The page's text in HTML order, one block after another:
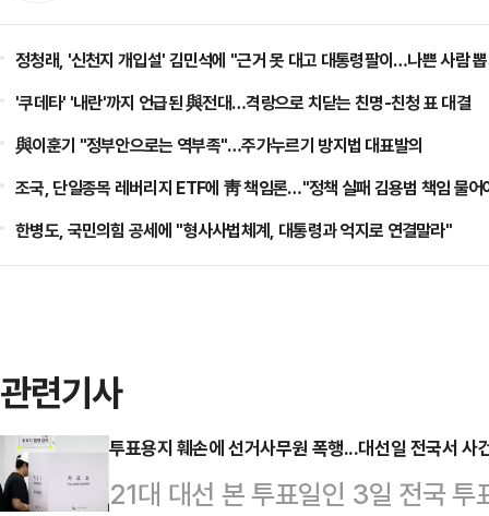
정청래, '신천지 개입설' 김민석에 "근거 못 대고 대통령팔이…나쁜 사람
'쿠데타' '내란'까지 언급된 與전대…격랑으로 치닫는 친명-친청 표 대결
與이훈기 "정부안으로는 역부족"…주가누르기 방지법 대표발의
조국, 단일종목 레버리지 ETF에 靑 책임론…"정책 실패 김용범 책임 물어
한병도, 국민의힘 공세에 "형사사법체계, 대통령과 억지로 연결말라"
관련기사
투표용지 훼손에 선거사무원 폭행...대선일 전국서 사
21대 대선 본 투표일인 3일 전국